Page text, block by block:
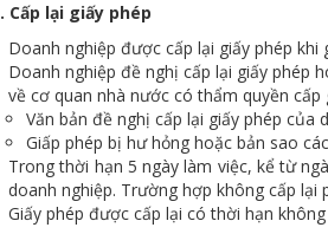
. Cấp lại giấy phép
Doanh nghiệp được cấp lại giấy phép
Doanh nghiệp đề nghị cấp lại giấy phép
về cơ quan nhà nước có thẩm quyền
Văn bản đề nghị cấp lại giấy phép của
Giấp phép bị hư hỏng hoặc bản sao
Trong thời hạn 5 ngày làm việc, kể từ
doanh nghiệp. Trường hợp không cấp lại
Giấy phép được cấp lại có thời hạn